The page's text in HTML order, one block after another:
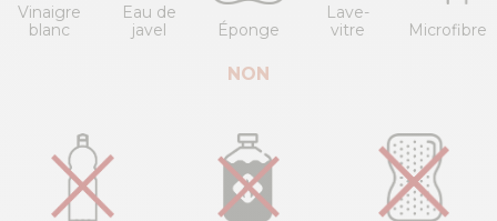
Vinaigre
blanc
Eau de
javel
Éponge
Lave-
vitre
Microfibre
NON